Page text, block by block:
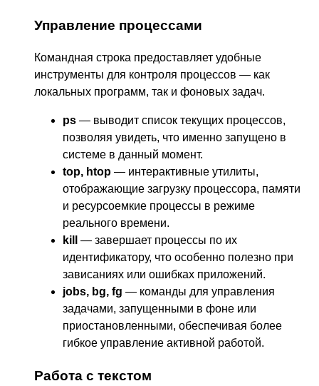
Управление процессами
Командная строка предоставляет удобные
инструменты для контроля процессов — как
локальных программ, так и фоновых задач.
ps — выводит список текущих процессов,
позволяя увидеть, что именно запущено в
системе в данный момент.
top, htop — интерактивные утилиты,
отображающие загрузку процессора, памяти
и ресурсоемкие процессы в режиме
реального времени.
kill
— завершает процессы по их
идентификатору, что особенно полезно при
зависаниях или ошибках приложений.
jobs, bg, fg — команды для управления
задачами, запущенными в фоне или
приостановленными, обеспечивая более
гибкое управление активной работой.
Работа с текстом